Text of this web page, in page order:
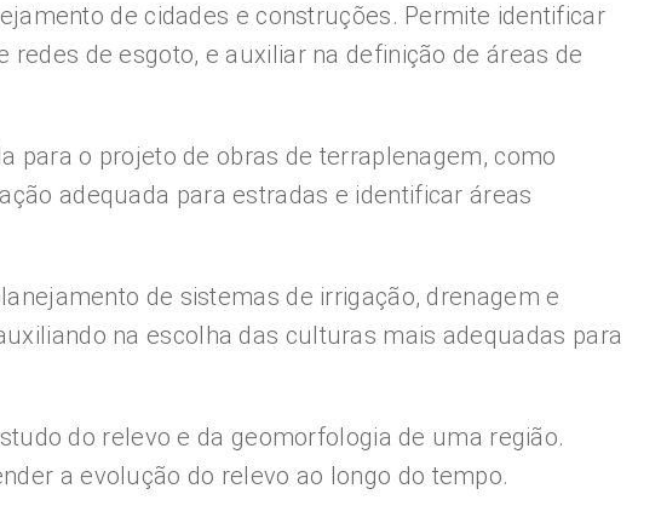
de cidades e construções. Permite identificar
de esgoto, e auxiliar na definição de áreas de
para o projeto de obras de terraplenagem, como
adequada para estradas e identificar áreas
de sistemas de irrigação, drenagem e
na escolha das culturas mais adequadas para
do relevo e da geomorfologia de uma região.
a evolução do relevo ao longo do tempo.